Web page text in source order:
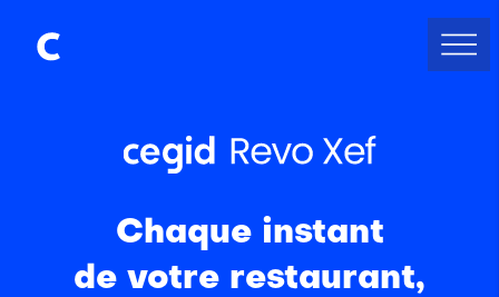
Chaque instant
de votre restaurant,